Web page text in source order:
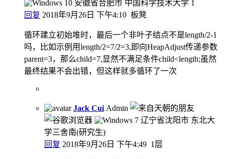
安徽省合肥市 中国科学技术大学 1
回复 2018年9月26日 下午4:10 板凳
循环建立初始堆时，最后一个非叶子结点不是length/2-1
吗，比如示例用length/2=7/2=3,即向HeapAdjust传递参数
parent=3，那么child=7,显然不满足条件child<length;虽然
最终结果不会出错，但这样就多循环了一次
Jack Cui Admin
辽宁省沈阳市 东北大
学三舍南(研究生)
回复 2018年9月26日 下午4:49 1层